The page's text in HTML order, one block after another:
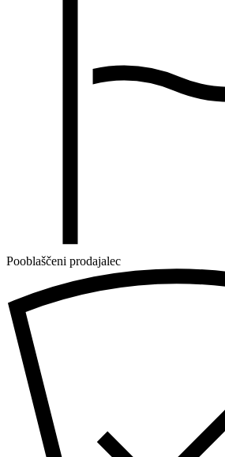
Pooblaščeni prodajalec